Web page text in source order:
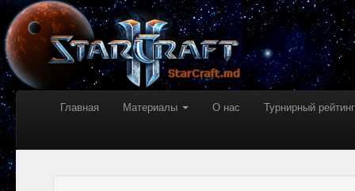
Главная Материалы О нас Турнирный рейтинг